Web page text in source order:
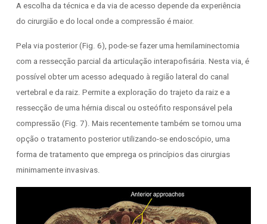
A escolha da técnica e da via de acesso depende da experiência
do cirurgião e do local onde a compressão é maior.
Pela via posterior (Fig. 6), pode-se fazer uma hemilaminectomia
com a ressecção parcial da articulação interapofisária. Nesta via, é
possível obter um acesso adequado à região lateral do canal
vertebral e da raiz. Permite a exploração do trajeto da raiz e a
ressecção de uma hérnia discal ou osteófito responsável pela
compressão (Fig. 7). Mais recentemente também se tornou uma
opção o tratamento posterior utilizando-se endoscópio, uma
forma de tratamento que emprega os princípios das cirurgias
minimamente invasivas.